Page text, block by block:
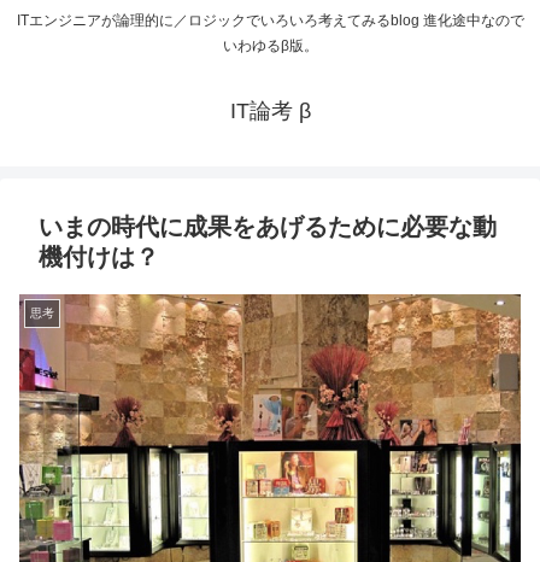
ITエンジニアが論理的に／ロジックでいろいろ考えてみるblog 進化途中なので
いわゆるβ版。
IT論考 β
いまの時代に成果をあげるために必要な動
機付けは？
思考